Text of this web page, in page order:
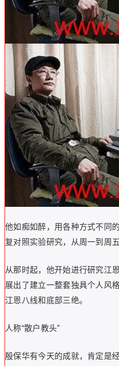
他如痴如醉，用各种方式不同
复对照实验研究，从周一到周
从那时起，他开始进行研究江
展出了建立一整套独具个人风
江恩八线和底部三绝。
人称“散户教头”
殷保华有今天的成就，肯定是